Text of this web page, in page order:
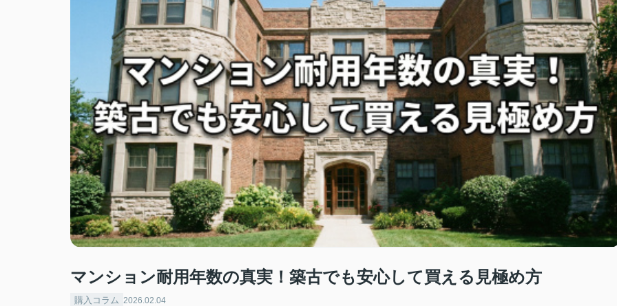
マンション耐用年数の真実！築古でも安心して買える見極め方
購入コラム 2026.02.04